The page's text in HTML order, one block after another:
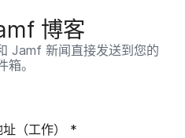
博客
Jamf 新闻​直接​发送​到​您​的​
箱。
（工作） *